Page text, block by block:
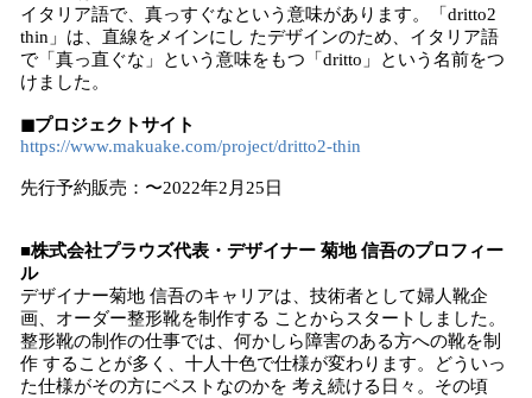
イタリア語で、真っすぐなという意味があります。「dritto2
thin」は、直線をメインにし たデザインのため、イタリア語
で「真っ直ぐな」という意味をもつ「dritto」という名前をつ
けました。
◼プロジェクトサイト
https://www.makuake.com/project/dritto2-thin
先行予約販売：〜2022年2月25日
■株式会社プラウズ代表・デザイナー 菊地 信吾のプロフィー
ル
デザイナー菊地 信吾のキャリアは、技術者として婦人靴企
画、オーダー整形靴を制作する ことからスタートしました。
整形靴の制作の仕事では、何かしら障害のある方への靴を制
作 することが多く、十人十色で仕様が変わります。どういっ
た仕様がその方にベストなのかを 考え続ける日々。その頃